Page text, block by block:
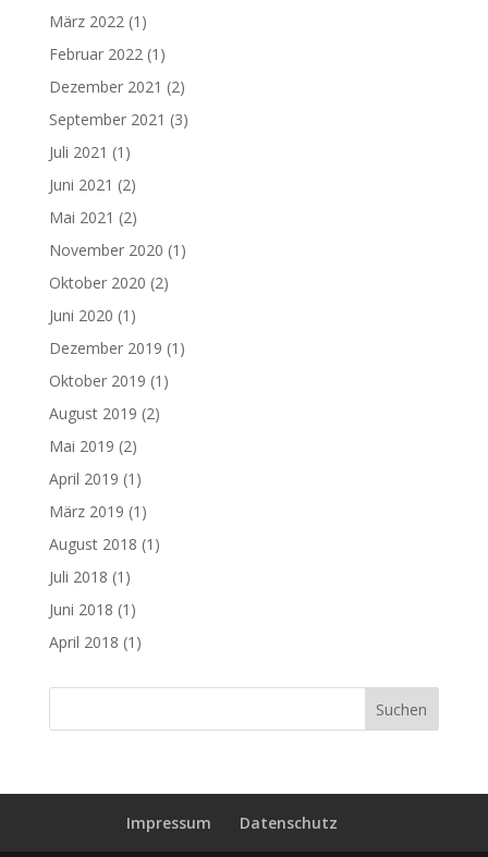
März 2022 (1)
Februar 2022 (1)
Dezember 2021 (2)
September 2021 (3)
Juli 2021 (1)
Juni 2021 (2)
Mai 2021 (2)
November 2020 (1)
Oktober 2020 (2)
Juni 2020 (1)
Dezember 2019 (1)
Oktober 2019 (1)
August 2019 (2)
Mai 2019 (2)
April 2019 (1)
März 2019 (1)
August 2018 (1)
Juli 2018 (1)
Juni 2018 (1)
April 2018 (1)
Impressum Datenschutz